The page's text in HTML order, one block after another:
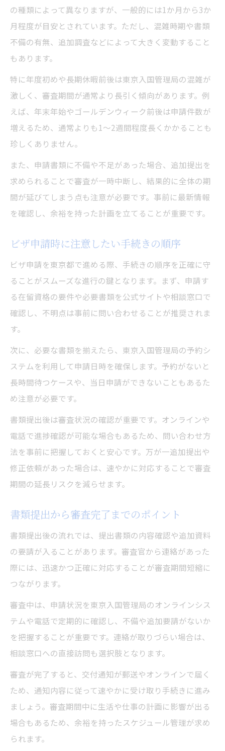
の種類によって異なりますが、一般的には1か月から3か
月程度が目安とされています。ただし、混雑時期や書類
不備の有無、追加調査などによって大きく変動すること
もあります。
特に年度初めや長期休暇前後は東京入国管理局の混雑が
激しく、審査期間が通常より長引く傾向があります。例
えば、年末年始やゴールデンウィーク前後は申請件数が
増えるため、通常よりも1～2週間程度長くかかることも
珍しくありません。
また、申請書類に不備や不足があった場合、追加提出を
求められることで審査が一時中断し、結果的に全体の期
間が延びてしまう点も注意が必要です。事前に最新情報
を確認し、余裕を持った計画を立てることが重要です。
ビザ申請時に注意したい手続きの順序
ビザ申請を東京都で進める際、手続きの順序を正確に守
ることがスムーズな進行の鍵となります。まず、申請す
る在留資格の要件や必要書類を公式サイトや相談窓口で
確認し、不明点は事前に問い合わせることが推奨されま
す。
次に、必要な書類を揃えたら、東京入国管理局の予約シ
ステムを利用して申請日時を確保します。予約がないと
長時間待つケースや、当日申請ができないこともあるた
め注意が必要です。
書類提出後は審査状況の確認が重要です。オンラインや
電話で進捗確認が可能な場合もあるため、問い合わせ方
法を事前に把握しておくと安心です。万が一追加提出や
修正依頼があった場合は、速やかに対応することで審査
期間の延長リスクを減らせます。
書類提出から審査完了までのポイント
書類提出後の流れでは、提出書類の内容確認や追加資料
の要請が入ることがあります。審査官から連絡があった
際には、迅速かつ正確に対応することが審査期間短縮に
つながります。
審査中は、申請状況を東京入国管理局のオンラインシス
テムや電話で定期的に確認し、不備や追加要請がないか
を把握することが重要です。連絡が取りづらい場合は、
相談窓口への直接訪問も選択肢となります。
審査が完了すると、交付通知が郵送やオンラインで届く
ため、通知内容に従って速やかに受け取り手続きに進み
ましょう。審査期間中に生活や仕事の計画に影響が出る
場合もあるため、余裕を持ったスケジュール管理が求め
られます。